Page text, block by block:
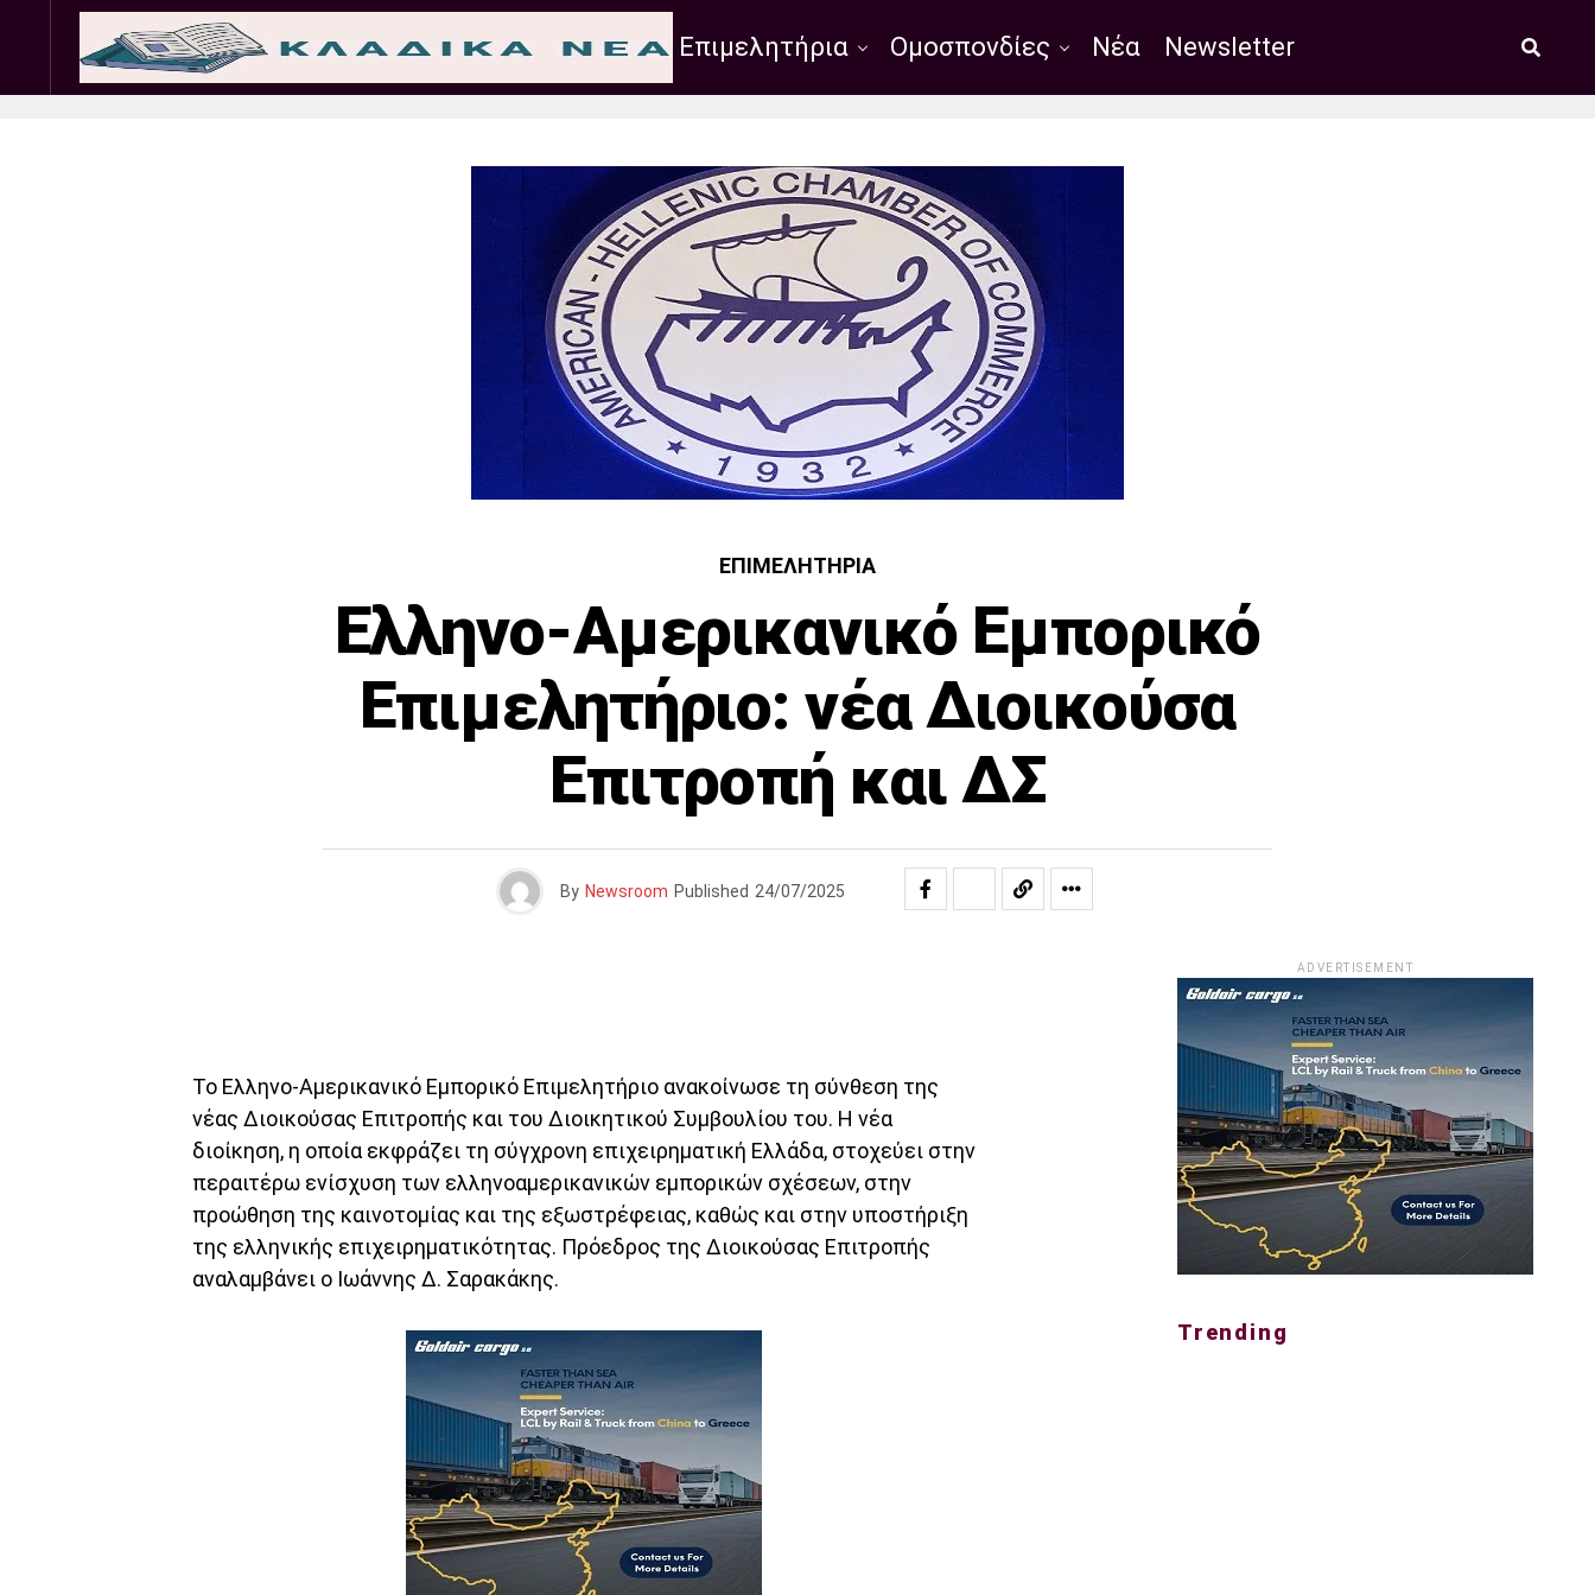
Σωματεία Εμπ. Σύλλογοι Επιμελητήρια Ομοσπονδίες Νέα Newsletter
ΕΠΙΜΕΛΗΤΉΡΙΑ
Ελληνο-Αμερικανικό Εμπορικό
Επιμελητήριο: νέα Διοικούσα
Επιτροπή και ΔΣ
By Newsroom Published 24/07/2025
Το Ελληνο-Αμερικανικό Εμπορικό Επιμελητήριο ανακοίνωσε τη σύνθεση της
νέας Διοικούσας Επιτροπής και του Διοικητικού Συμβουλίου του. Η νέα
διοίκηση, η οποία εκφράζει τη σύγχρονη επιχειρηματική Ελλάδα, στοχεύει στην
περαιτέρω ενίσχυση των ελληνοαμερικανικών εμπορικών σχέσεων, στην
προώθηση της καινοτομίας και της εξωστρέφειας, καθώς και στην υποστήριξη
της ελληνικής επιχειρηματικότητας. Πρόεδρος της Διοικούσας Επιτροπής
αναλαμβάνει ο Ιωάννης Δ. Σαρακάκης.
ADVERTISEMENT
Trending